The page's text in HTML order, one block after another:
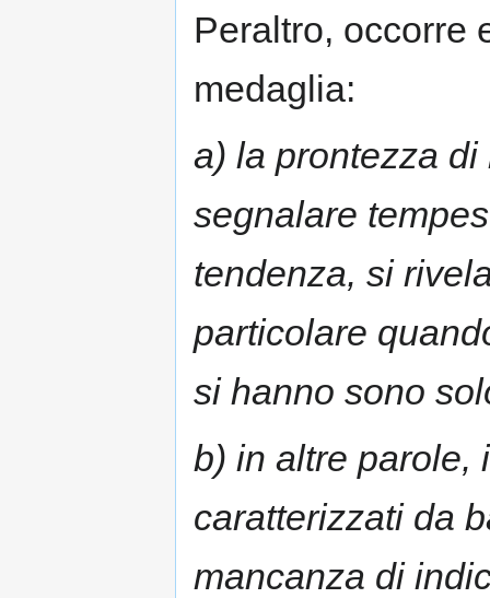
Peraltro, occorre
medaglia:
a) la prontezza
segnalare
tendenza, si
particolare
si hanno sono
b) in altre parole,
caratterizzati da
mancanza di